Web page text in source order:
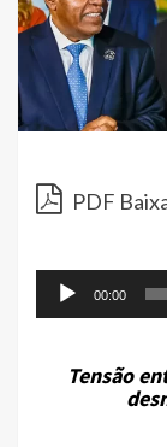
PDF
00:00
Tensão